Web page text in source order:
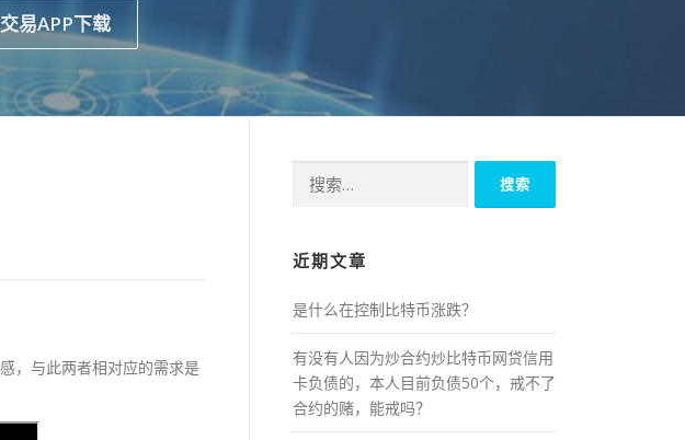
易APP下载
，与此两者相对应的需求是
索：
近期文章
是什么在控制比特币涨跌？
有没有人因为炒合约炒比特币网贷信用
卡负债的，本人目前负债50个，戒不了
合约的赌，能戒吗？